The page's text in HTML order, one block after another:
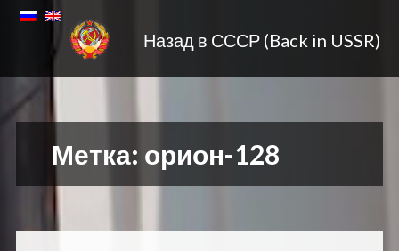
Назад в СССР (Back in USSR)
Метка: орион-128